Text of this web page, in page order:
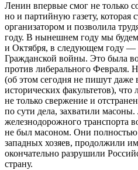
Ленин впервые смог не только
но и партийную газету, которая
организатором и позволила
году. В нынешнем году мы
и Октября, в следующем году —
Гражданской войны. Это была
против либерального Февраля.
(об этом сегодня не пишут даже
исторических факультетов),
не только свержение и
по сути дела, захватили
железнодорожного транспорта
не был масоном. Они
западных хозяев, продолжили
окончательно разрушили
страну.